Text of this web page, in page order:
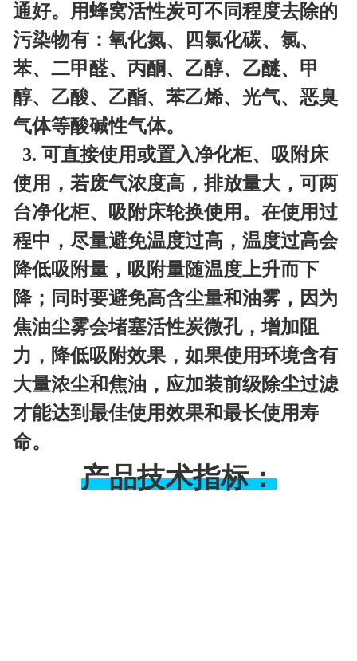
通好。用蜂窝活性炭可不同程度去除的
污染物有：氧化氮、四氯化碳、氯、
苯、二甲醛、丙酮、乙醇、乙醚、甲
醇、乙酸、乙酯、苯乙烯、光气、恶臭
气体等酸碱性气体。
3. 可直接使用或置入净化柜、吸附床
使用，若废气浓度高，排放量大，可两
台净化柜、吸附床轮换使用。在使用过
程中，尽量避免温度过高，温度过高会
降低吸附量，吸附量随温度上升而下
降；同时要避免高含尘量和油雾，因为
焦油尘雾会堵塞活性炭微孔，增加阻
力，降低吸附效果，如果使用环境含有
大量浓尘和焦油，应加装前级除尘过滤
才能达到最佳使用效果和最长使用寿
命。
产品技术指标：